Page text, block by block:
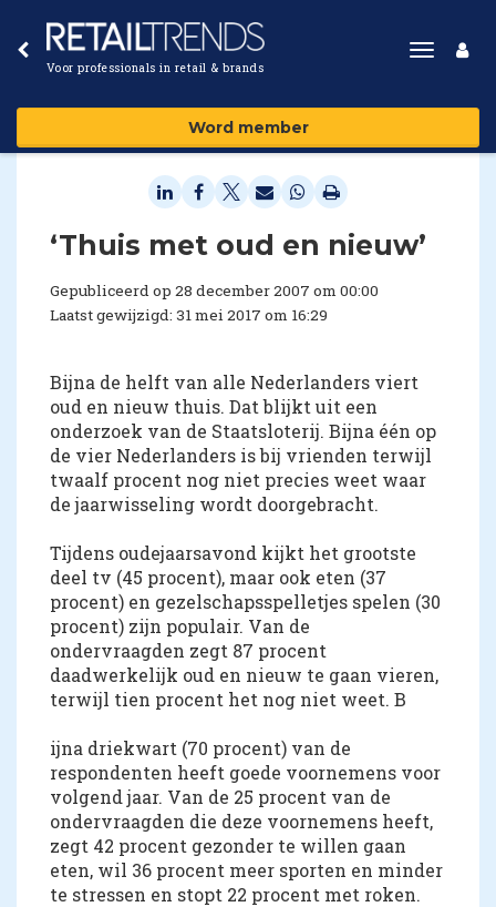
Voor professionals in retail & brands
Toggle
Word member
‘Thuis met oud en nieuw’
Gepubliceerd op 28 december 2007 om 00:00
Laatst gewijzigd: 31 mei 2017 om 16:29
Bijna de helft van alle Nederlanders viert
oud en nieuw thuis. Dat blijkt uit een
onderzoek van de Staatsloterij. Bijna één op
de vier Nederlanders is bij vrienden terwijl
twaalf procent nog niet precies weet waar
de jaarwisseling wordt doorgebracht.
Tijdens oudejaarsavond kijkt het grootste
deel tv (45 procent), maar ook eten (37
procent) en gezelschapsspelletjes spelen (30
procent) zijn populair. Van de
ondervraagden zegt 87 procent
daadwerkelijk oud en nieuw te gaan vieren,
terwijl tien procent het nog niet weet. B
ijna driekwart (70 procent) van de
respondenten heeft goede voornemens voor
volgend jaar. Van de 25 procent van de
ondervraagden die deze voornemens heeft,
zegt 42 procent gezonder te willen gaan
eten, wil 36 procent meer sporten en minder
te stressen en stopt 22 procent met roken.